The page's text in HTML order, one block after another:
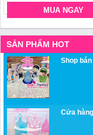
MUA NGAY
SẢN PHẨM HOT
Shop
Cửa